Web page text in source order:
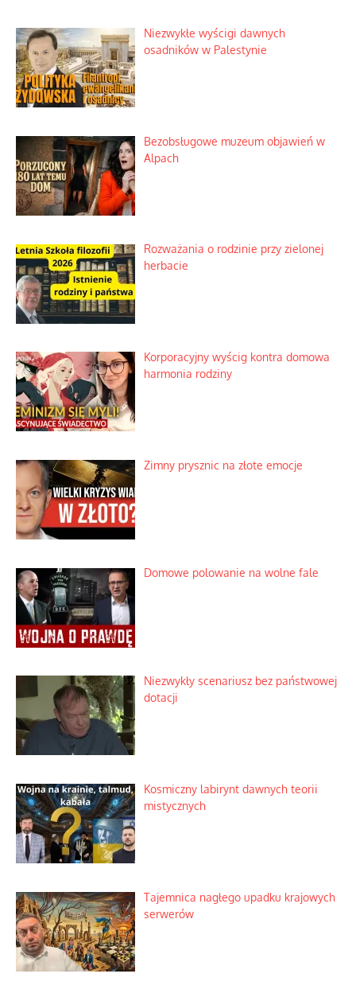
Niezwykłe wyścigi dawnych
osadników w Palestynie
Bezobsługowe muzeum objawień w
Alpach
Rozważania o rodzinie przy zielonej
herbacie
Korporacyjny wyścig kontra domowa
harmonia rodziny
Zimny prysznic na złote emocje
Domowe polowanie na wolne fale
Niezwykły scenariusz bez państwowej
dotacji
Kosmiczny labirynt dawnych teorii
mistycznych
Tajemnica nagłego upadku krajowych
serwerów